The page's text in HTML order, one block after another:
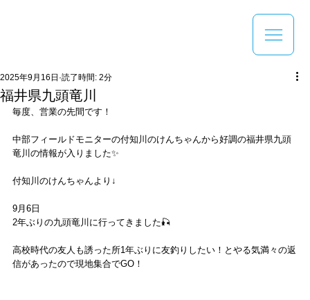
福井県九頭竜川
2025年9月16日 読了時間: 2分
毎度、営業の先間です！
中部フィールドモニターの付知川のけんちゃんから好調の福井県九頭
竜川の情報が入りました✨
付知川のけんちゃんより↓
9月6日
2年ぶりの九頭竜川に行ってきました🎣
高校時代の友人も誘った所1年ぶりに友釣りしたい！とやる気満々の返
信があったので現地集合でGO！